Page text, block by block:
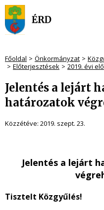
Főoldal Önkormányzat
Előterjesztések
2019. évi
Jelentés a lejárt
határozatok
Közzétéve: 2019. szept. 23.
Jelentés a lejárt
Tisztelt Közgyűlés!